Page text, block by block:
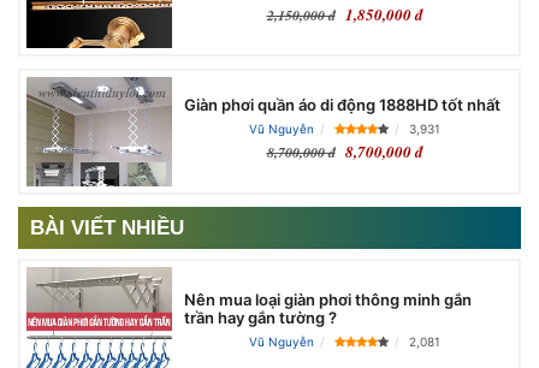
2,150,000 đ 1,850,000 đ
Giàn phơi quần áo di động 1888HD tốt nhất
Vũ Nguyễn 3,931
8,700,000 đ 8,700,000 đ
BÀI VIẾT NHIỀU
Nên mua loại giàn phơi thông minh gắn
trần hay gắn tường ?
Vũ Nguyễn 2,081